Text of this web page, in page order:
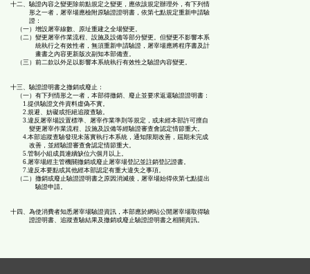
十二、驗證內容之變更除前點規定之變更，應依該規定辦理外，有下列情
形之一者，屠宰場應檢附原驗證證明書，依第七點規定重新申請驗
證：
（一）增設屠宰線數、原址重建之全場變更。
（二）變更屠宰作業流程、設施及設備等部分變更。但變更不影響本系
統執行之有效性者，無須重新申請驗證，屠宰場應將程序書及計
畫書之內容更新版次副知本部備查。
（三）前二款以外足以影響本系統執行有效性之驗證內容變更。
十三、驗證證明書之撤銷或廢止：
（一）有下列情形之一者，本部得撤銷、廢止並要求返還驗證證明書：
1.提供驗證文件資料虛偽不實。
2.規避、妨礙或拒絕追蹤查驗。
3.違反屠宰場設置標準、屠宰作業準則等規定，或未經本部許可擅自
變更屠宰作業流程、設施及設備等經驗證審查會認定情節重大。
4.本部追蹤查驗發現未落實執行本系統，通知限期改善，屆期未完成
改善，並經驗證審查會認定情節重大。
5.管制小組成員連續缺位六個月以上。
6.屠宰場經主管機關撤銷或廢止屠宰場登記並註銷登記證書。
7.違反本要點或其他經本部認定有重大違失之事項。
（二）撤銷或廢止驗證證明書之原因消滅後，屠宰場始得依第七點提出
驗證申請。
十四、為使消費者知悉屠宰場驗證資訊，本部應於網站公開屠宰場取得驗
證證明書、追蹤查驗結果及撤銷或廢止驗證證明書之相關資訊。